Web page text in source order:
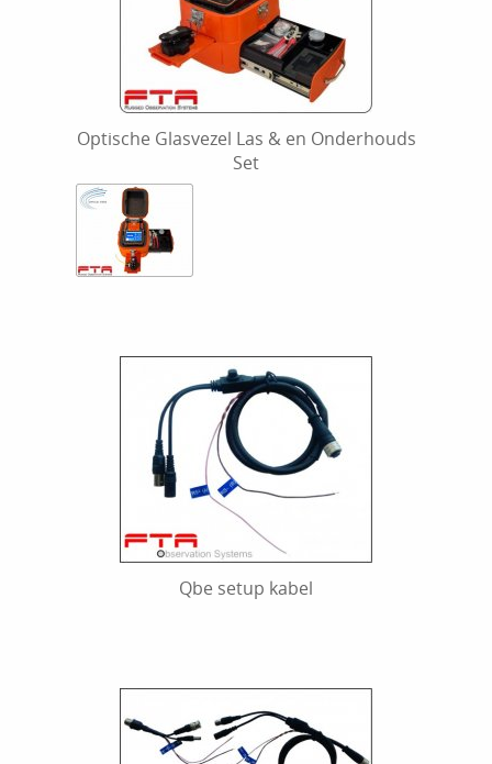
Optische Glasvezel Las & en Onderhouds
Set
Qbe setup kabel